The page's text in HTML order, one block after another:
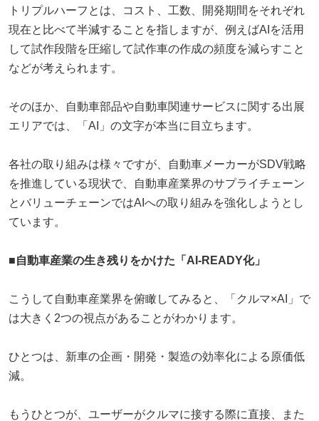
トリプルハーフとは、コスト、工数、開発期間をそれぞれ
現在と比べて半減することを指しますが、例えばAIを活用
して試作段階を圧縮して試作車の作成の頻度を減らすこと
などが考えられます。
そのほか、自動車部品や自動車関連サービスに関する出展
エリアでは、「AI」の文字が本当に目立ちます。
各社の取り組みは様々ですが、自動車メーカーがSDV戦略
を推進している現状で、自動車産業界のサプライチェーン
とバリューチェーンではAIへの取り組みを強化しようとし
ています。
■自動車産業の生き残りをかけた「AI-READY化」
こうして自動車産業界を俯瞰してみると、「クルマ×AI」で
は大きく2つの視点があることがわかります。
ひとつは、新車の企画・開発・製造の効率化による原価低
減。
もうひとつが、ユーザーがクルマに接する際に直接、また